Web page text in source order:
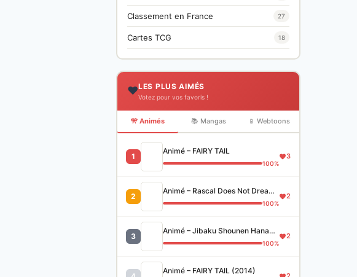
Classement en France 27
Cartes TCG 18
❤️LES PLUS AIMÉS
Votez pour vos favoris !
🎌 Animés 📚 Mangas 📱 Webtoons
1
Animé – FAIRY TAIL
100%
3
2
Animé – Rascal Does Not Dream of Bunny Girl Senpai
100%
2
3
Animé – Jibaku Shounen Hanako-kun
100%
2
Animé – FAIRY TAIL (2014)